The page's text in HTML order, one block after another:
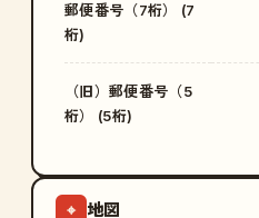
郵便番号（7桁） (7
桁)
（旧）郵便番号（5
桁） (5桁)
⌖ 地図